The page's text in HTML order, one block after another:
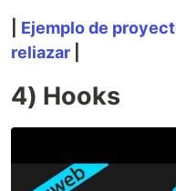
Ejemplo de
reliazar
4) Hooks